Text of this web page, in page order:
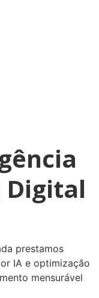
prestamos
IA e optimização
mensurável